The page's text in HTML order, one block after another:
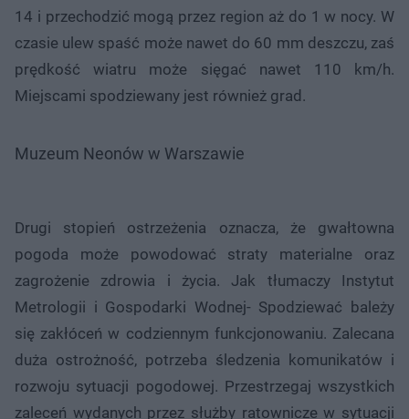
14 i przechodzić mogą przez region aż do 1 w nocy. W
czasie ulew spaść może nawet do 60 mm deszczu, zaś
prędkość wiatru może sięgać nawet 110 km/h.
Miejscami spodziewany jest również grad.
Muzeum Neonów w Warszawie
Drugi stopień ostrzeżenia oznacza, że gwałtowna
pogoda może powodować straty materialne oraz
zagrożenie zdrowia i życia. Jak tłumaczy Instytut
Metrologii i Gospodarki Wodnej- Spodziewać bależy
się zakłóceń w codziennym funkcjonowaniu. Zalecana
duża ostrożność, potrzeba śledzenia komunikatów i
rozwoju sytuacji pogodowej. Przestrzegaj wszystkich
zaleceń wydanych przez służby ratownicze w sytuacji